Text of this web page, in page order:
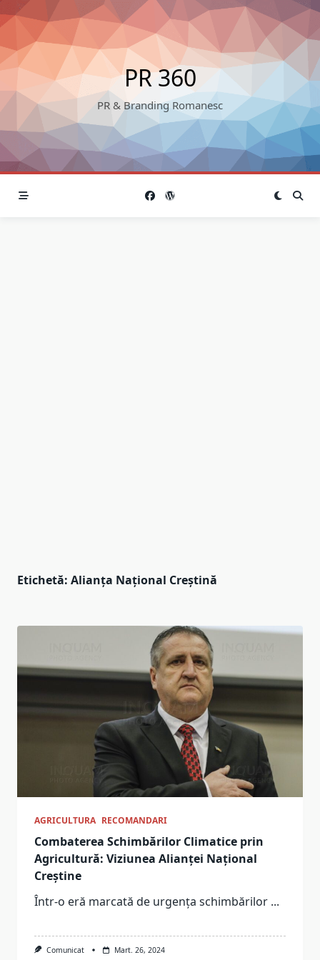
Skip
to
content
PR 360
PR & Branding Romanesc
Etichetă: Alianța Național Creștină
AGRICULTURA RECOMANDARI
Combaterea Schimbărilor Climatice prin
Agricultură: Viziunea Alianței Național
Creștine
Într-o eră marcată de urgența schimbărilor ...
Comunicat Mart. 26, 2024